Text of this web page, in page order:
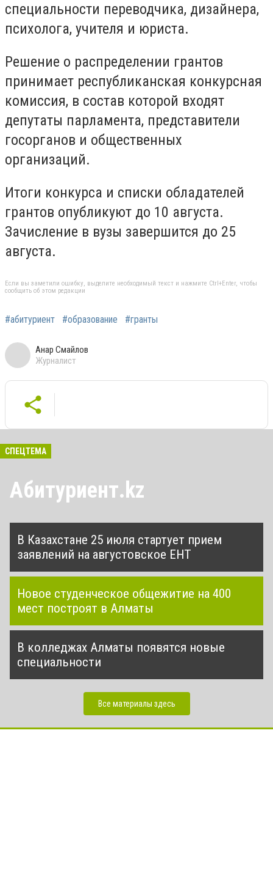
специальности переводчика, дизайнера,
психолога, учителя и юриста.
Решение о распределении грантов
принимает республиканская конкурсная
комиссия, в состав которой входят
депутаты парламента, представители
госорганов и общественных
организаций.
Итоги конкурса и списки обладателей
грантов опубликуют до 10 августа.
Зачисление в вузы завершится до 25
августа.
Если вы заметили ошибку, выделите необходимый текст и нажмите Ctrl+Enter, чтобы
сообщить об этом редакции
#абитуриент #образование #гранты
Анар Смайлов
Журналист
СПЕЦТЕМА
Абитуриент.kz
В Казахстане 25 июля стартует прием
заявлений на августовское ЕНТ
Новое студенческое общежитие на 400
мест построят в Алматы
В колледжах Алматы появятся новые
специальности
Все материалы здесь